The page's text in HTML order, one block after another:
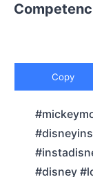
Copy
#disney